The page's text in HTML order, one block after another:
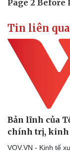
Tin liên
Bản lĩnh của
chính trị, kinh
VOV.VN - Kinh tế